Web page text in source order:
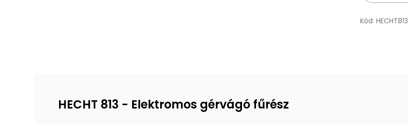
Kód: HECHT813
HECHT 813 - Elektromos gérvágó fűrész